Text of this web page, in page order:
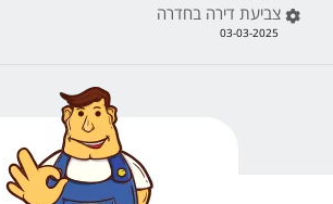
צביעת דירה בחדרה
03-03-2025